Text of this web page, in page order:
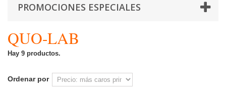
PROMOCIONES ESPECIALES
QUO-LAB
Hay 9 productos.
Ordenar por